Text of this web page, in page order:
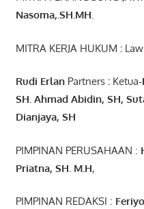
Nasoma,.SH.MH.
MITRA KERJA HUKUM :
Rudi ErlanPartners : Ketua-
SH. Ahmad Abidin, SH,
Dianjaya, SH
PIMPINAN PERUSAHAAN :
Priatna, SH . M.H,
PIMPINAN REDAKSI :